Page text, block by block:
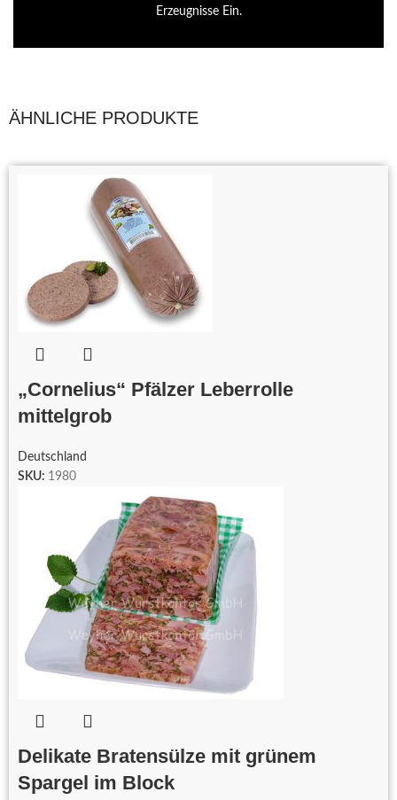
Erzeugnisse Ein.
ÄHNLICHE PRODUKTE
„Cornelius“ Pfälzer Leberrolle
mittelgrob
Deutschland
SKU: 1980
Delikate Bratensülze mit grünem
Spargel im Block